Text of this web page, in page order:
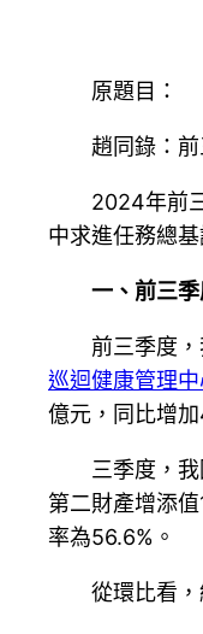
原題目：
趙同錄：
2024年前
中求進任務總
一、前三
前三季度
巡迴健康管理
億元，同比增
三季度，
第二財產增添
率為56.6%。
從環比看